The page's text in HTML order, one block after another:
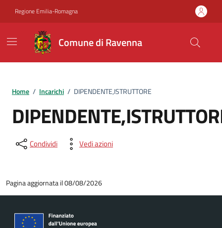
Regione Emilia-Romagna
Comune di Ravenna
Home / Incarichi / DIPENDENTE,ISTRUTTORE
Condividi Vedi azioni
Pagina aggiornata il 08/08/2026